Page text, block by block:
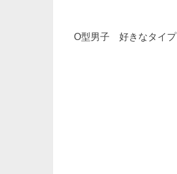
O型男子 好きなタイプ